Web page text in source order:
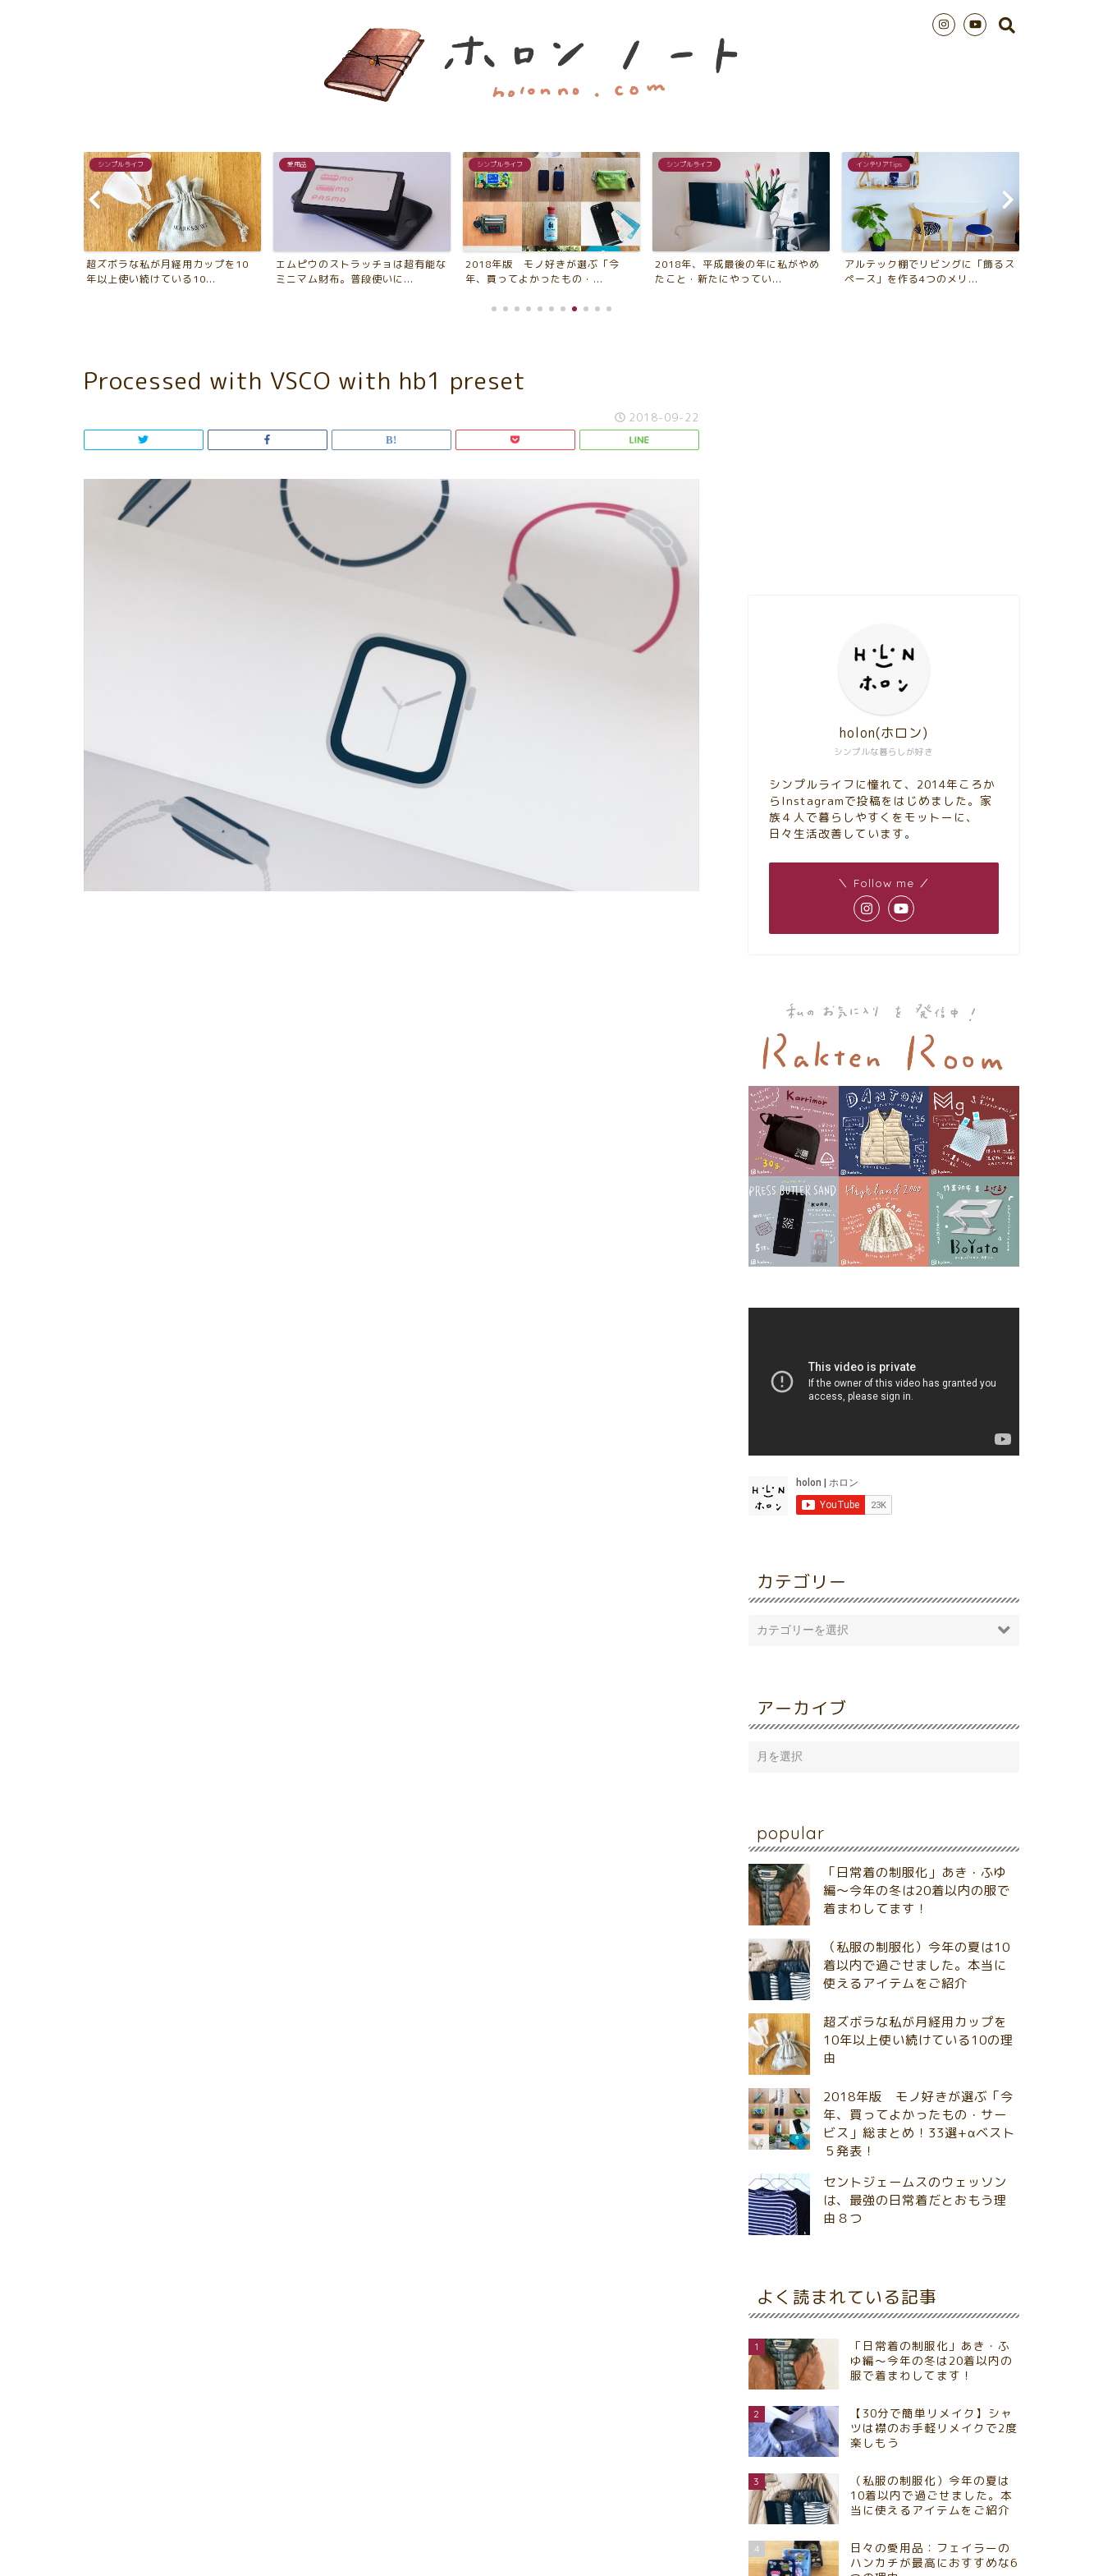
シンプルライフ
超ズボラな私が月経用カップを10
年以上使い続けている10...
愛用品
エムピウのストラッチョは超有能な
ミニマム財布。普段使いに...
シンプルライフ
2018年版 モノ好きが選ぶ「今
年、買ってよかったもの・...
シンプルライフ
2018年、平成最後の年に私がやめ
たこと・新たにやってい...
インテリアTips
アルテック棚でリビングに「飾るス
ペース」を作る4つのメリ...
Processed with VSCO with hb1 preset
2018-09-22
シンプルな暮らしが好き
holon(ホロン)
シンプルライフに憧れて、2014年ころか
らInstagramで投稿をはじめました。家
族４人で暮らしやすくをモットーに、
日々生活改善しています。
＼ Follow me ／
カテゴリー
アーカイブ
popular
「日常着の制服化」あき・ふゆ
編～今年の冬は20着以内の服で
着まわしてます！
（私服の制服化）今年の夏は10
着以内で過ごせました。本当に
使えるアイテムをご紹介
超ズボラな私が月経用カップを
10年以上使い続けている10の理
由
2018年版 モノ好きが選ぶ「今
年、買ってよかったもの・サー
ビス」総まとめ！33選+αベスト
５発表！
セントジェームスのウェッソン
は、最強の日常着だとおもう理
由８つ
よく読まれている記事
1
「日常着の制服化」あき・ふ
ゆ編～今年の冬は20着以内の
服で着まわしてます！
2
【30分で簡単リメイク】シャ
ツは襟のお手軽リメイクで2度
楽しもう
3
（私服の制服化）今年の夏は
10着以内で過ごせました。本
当に使えるアイテムをご紹介
4
日々の愛用品：フェイラーの
ハンカチが最高におすすめな6